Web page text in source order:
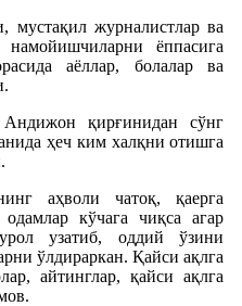
мустақил журналистлар ва
ёппасига
аёллар, болалар ва
қирғинидан сўнг
ҳеч ким халқни отишга
аҳволи чатоқ, қаерга
кўчага чиқса агар
узатиб, оддий ўзини
ўлдираркан. Қайси ақлга
айтинглар, қайси ақлга